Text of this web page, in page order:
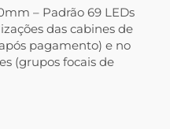
– Padrão 69 LEDs
das cabines de
pagamento) e no
(grupos focais de